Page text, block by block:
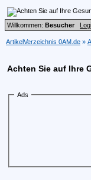
Willkommen: Besucher
ArtikelVerzeichnis 0AM.de »
Achten Sie auf Ihre
Ads